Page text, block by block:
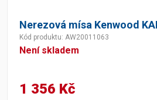
Nerezová mísa Kenwood
Kód produktu: AW20011063
Není skladem
1 356 Kč